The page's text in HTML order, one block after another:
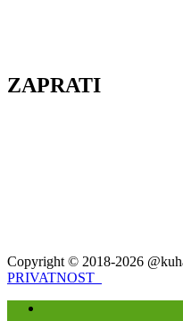
ZAPRATI
Copyright © 2018-2026
PRIVATNOST